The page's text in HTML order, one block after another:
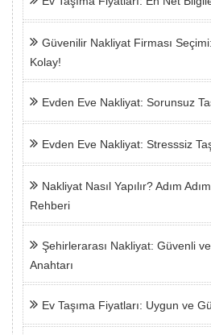
Güvenilir Nakliyat Firması
Kolay!
Evden Eve Nakliyat: Sorunsuz
Evden Eve Nakliyat: Stresssiz
Nakliyat Nasıl Yapılır? Adım
Rehberi
Şehirlerarası Nakliyat: Güvenli
Anahtarı
Ev Taşıma Fiyatları: Uygun ve